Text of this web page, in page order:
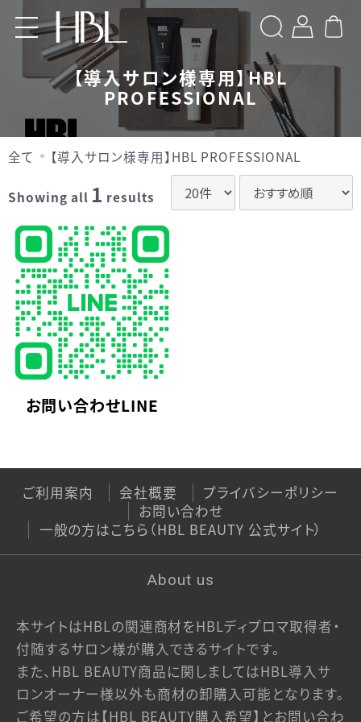
【導入サロン様専用】HBL
PROFESSIONAL
全て 【導入サロン様専用】HBL PROFESSIONAL
Showing all 1 results
お問い合わせLINE
ご利用案内 会社概要
プライバシーポリシー
お問い合わせ
一般の方はこちら（HBL BEAUTY 公式サイト）
About us
本サイトはHBLの関連商材をHBLディプロマ取得者・
付随するサロン様が購入できるサイトです。
また、HBL BEAUTY商品に関しましてはHBL導入サ
ロンオーナー様以外も商材の卸購入可能となります。
ご希望の方は【HBL BEAUTY購入希望】とお問い合わ
Home
Products
【導入サロン様専用】HBL BEAUTY
【導入サロン様専用】HBL
PROFESSIONAL
【導入サロン様専用】Brow XENNA
LOGIN
お問い合わせ
ご利用ガイド
特定商取引法に基づく表記
プライバシーポリシー